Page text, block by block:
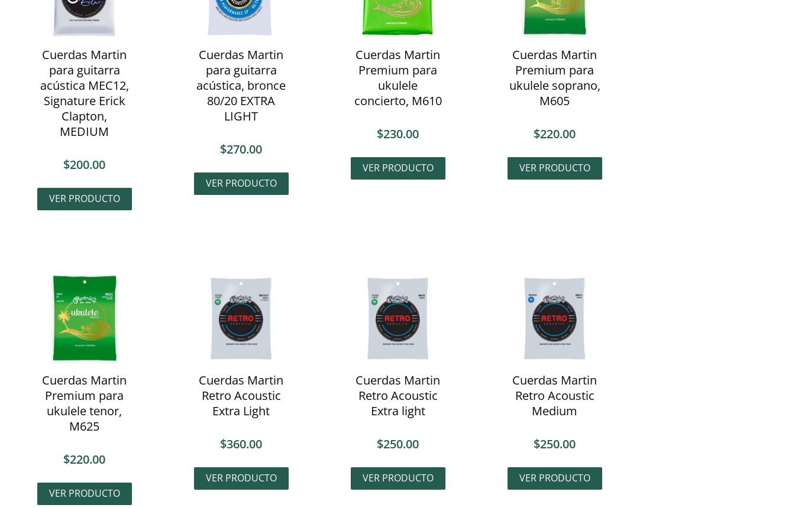
Cuerdas Martin
para guitarra
acústica MEC12,
Signature Erick
Clapton,
MEDIUM
$200.00
VER PRODUCTO
Cuerdas Martin
para guitarra
acústica, bronce
80/20 EXTRA
LIGHT
$270.00
VER PRODUCTO
Cuerdas Martin
Premium para
ukulele
concierto, M610
$230.00
VER PRODUCTO
Cuerdas Martin
Premium para
ukulele soprano,
M605
$220.00
VER PRODUCTO
Cuerdas Martin
Premium para
ukulele tenor,
M625
$220.00
VER PRODUCTO
Cuerdas Martin
Retro Acoustic
Extra Light
$360.00
VER PRODUCTO
Cuerdas Martin
Retro Acoustic
Extra light
$250.00
VER PRODUCTO
Cuerdas Martin
Retro Acoustic
Medium
$250.00
VER PRODUCTO